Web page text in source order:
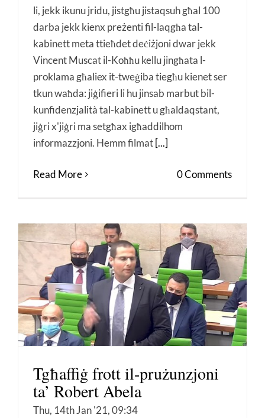
li, jekk ikunu jridu, jistgħu jistaqsuh għal 100
darba jekk kienx preżenti fil-laqgħa tal-
kabinett meta ttieħdet deċiżjoni dwar jekk
Vincent Muscat il-Koħħu kellu jingħata l-
proklama għaliex it-tweġiba tiegħu kienet ser
tkun waħda: jiġifieri li hu jinsab marbut bil-
kunfidenzjalità tal-kabinett u għaldaqstant,
jiġri x'jiġri ma setgħax igħaddilhom
informazzjoni. Hemm filmat [...]
Read More 0 Comments
Tgħaffiġ frott il-prużunzjoni
ta’ Robert Abela
Thu, 14th Jan '21, 09:34